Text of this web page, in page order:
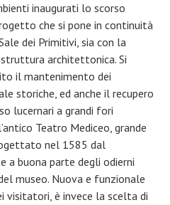
inaugurati lo scorso
che si pone in continuità
dei Primitivi, sia con la
architettonica. Si
il mantenimento dei
storiche, ed anche il recupero
lucernari a grandi fori
Teatro Mediceo, grande
nel 1585 dal
a buona parte degli odierni
museo. Nuova e funzionale
visitatori, è invece la scelta di